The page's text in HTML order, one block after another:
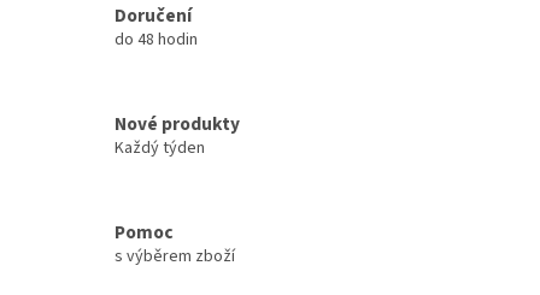
Doručení
do 48 hodin
Nové produkty
Každý týden
Pomoc
s výběrem zboží